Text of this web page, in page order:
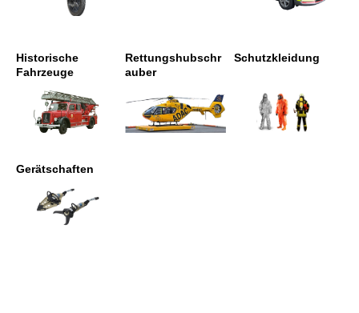
Historische
Fahrzeuge
Rettungshubschr
auber
Schutzkleidung
Gerätschaften